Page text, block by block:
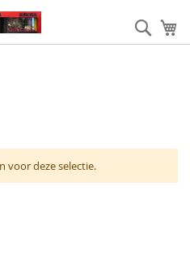
Zoek
voor deze selectie.